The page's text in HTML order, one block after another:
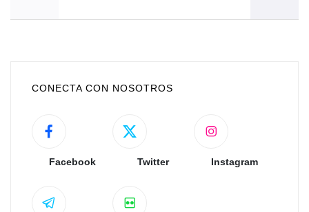
CONECTA CON NOSOTROS
Facebook Twitter Instagram